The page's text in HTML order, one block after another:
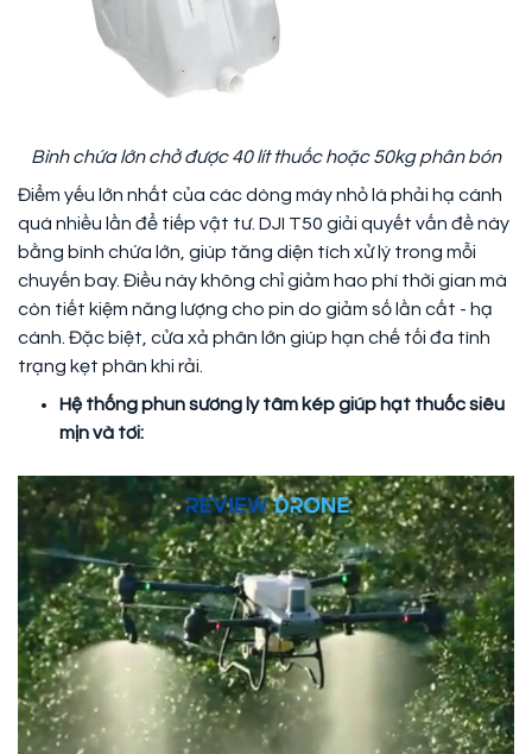
Bình chứa lớn chở được 40 lít thuốc hoặc 50kg phân bón
Điểm yếu lớn nhất của các dòng máy nhỏ là phải hạ cánh
quá nhiều lần để tiếp vật tư. DJI T50 giải quyết vấn đề này
bằng bình chứa lớn, giúp tăng diện tích xử lý trong mỗi
chuyến bay. Điều này không chỉ giảm hao phí thời gian mà
còn tiết kiệm năng lượng cho pin do giảm số lần cất - hạ
cánh. Đặc biệt, cửa xả phân lớn giúp hạn chế tối đa tình
trạng kẹt phân khi rải.
Hệ thống phun sương ly tâm kép giúp hạt thuốc siêu
mịn và tơi: